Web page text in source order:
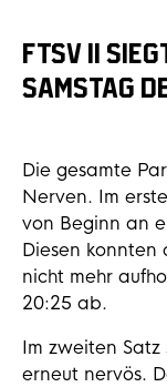
FTSV II
SAMSTAG
Die gesamte
Nerven. Im
von Beginn an
Diesen konnten
nicht mehr
20:25 ab.
Im zweiten
erneut nervös.